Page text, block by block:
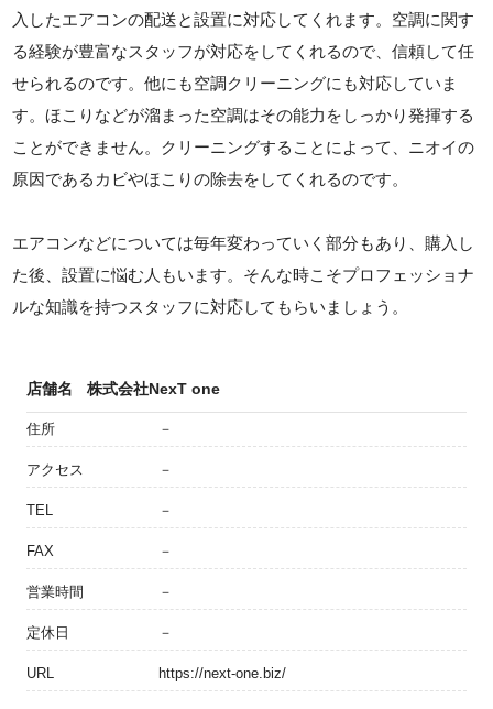
入したエアコンの配送と設置に対応してくれます。空調に関す
る経験が豊富なスタッフが対応をしてくれるので、信頼して任
せられるのです。他にも空調クリーニングにも対応していま
す。ほこりなどが溜まった空調はその能力をしっかり発揮する
ことができません。クリーニングすることによって、ニオイの
原因であるカビやほこりの除去をしてくれるのです。
エアコンなどについては毎年変わっていく部分もあり、購入し
た後、設置に悩む人もいます。そんな時こそプロフェッショナ
ルな知識を持つスタッフに対応してもらいましょう。
店舗名 株式会社NexT one
住所 －
アクセス －
TEL －
FAX －
営業時間 －
定休日 －
URL https://next-one.biz/